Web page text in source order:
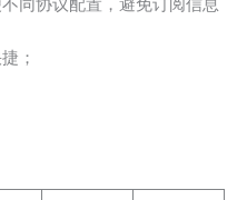
同协议配置，避免订阅信息
；